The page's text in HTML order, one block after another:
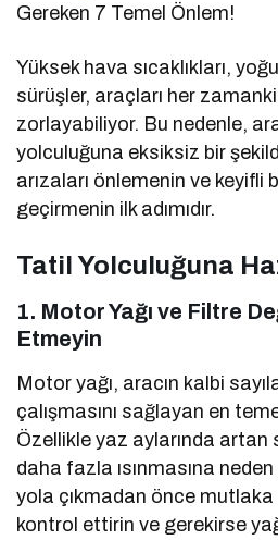
Gereken 7 Temel Önlem!
Yüksek hava sıcaklıkları,
sürüşler, araçları her
zorlayabiliyor. Bu nedenle,
yolculuğuna eksiksiz bir
arızaları önlemenin ve keyifli
geçirmenin ilk adımıdır.
Tatil Yolculuğuna
1. Motor Yağı ve Filtre
Etmeyin
Motor yağı, aracın kalbi
çalışmasını sağlayan en
Özellikle yaz aylarında artan
daha fazla ısınmasına
yola çıkmadan önce
kontrol ettirin ve gerekirse